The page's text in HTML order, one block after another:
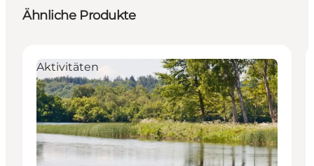
Ähnliche Produkte
Aktivitäten